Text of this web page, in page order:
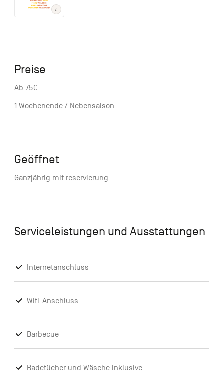
Preise
Ab 75€
1 Wochenende / Nebensaison
Geöffnet
Ganzjährig mit reservierung
Serviceleistungen und Ausstattungen
Internetanschluss
Wifi-Anschluss
Barbecue
Badetücher und Wäsche inklusive